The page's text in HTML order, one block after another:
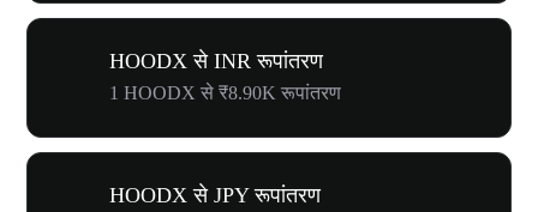
HOODX से INR रूपांतरण
1 HOODX से ₹8.90K रूपांतरण
HOODX से JPY रूपांतरण